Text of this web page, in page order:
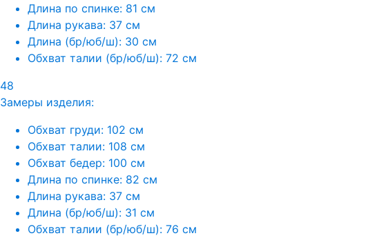
Длина по спинке: 81 см
Длина рукава: 37 см
Длина (бр/юб/ш): 30 см
Обхват талии (бр/юб/ш): 72 см
48
Замеры изделия:
Обхват груди: 102 см
Обхват талии: 108 см
Обхват бедер: 100 см
Длина по спинке: 82 см
Длина рукава: 37 см
Длина (бр/юб/ш): 31 см
Обхват талии (бр/юб/ш): 76 см